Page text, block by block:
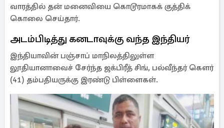
வாரத்தில் தன் மனைவியை கொடூரமாகக் குத்திக்
கொலை செய்தார்.
அடம்பிடித்து கனடாவுக்கு வந்த இந்தியர்
இந்தியாவின் பஞ்சாப் மாநிலத்திலுள்ள
லூதியானாவைச் சேர்ந்த ஜக்பிரீத் சிங், பல்வீந்தர் கௌர்
(41) தம்பதியருக்கு இரண்டு பிள்ளைகள்.